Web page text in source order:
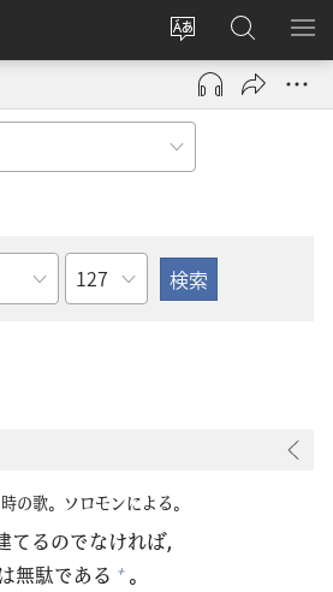
サ
イ
ト
の
言
変
え
ロ
グ
ン
し
ブ
で
JW.ORG
の
検
メ
を
章
時の歌。ソロモンによる。
てるのでなければ，
は無駄である + 。